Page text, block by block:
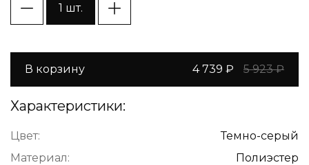
1 шт.
В корзину 4 739 ₽ 5 923 ₽
Характеристики:
Цвет:
Темно-серый
Материал:
Полиэстер